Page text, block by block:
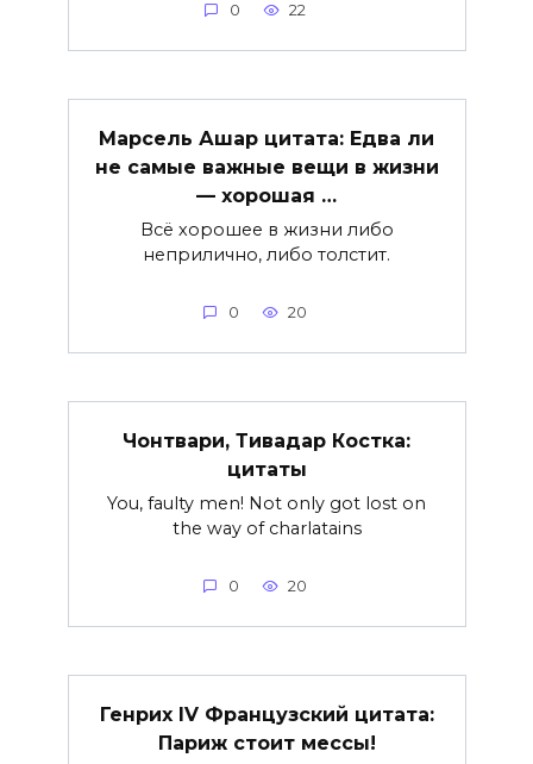
0 22
Марсель Ашар цитата: Едва ли
не самые важные вещи в жизни
— хорошая …
Всё хорошее в жизни либо
неприлично, либо толстит.
0 20
Чонтвари, Тивадар Костка:
цитаты
You, faulty men! Not only got lost on
the way of charlatains
0 20
Генрих IV Французский цитата:
Париж стоит мессы!